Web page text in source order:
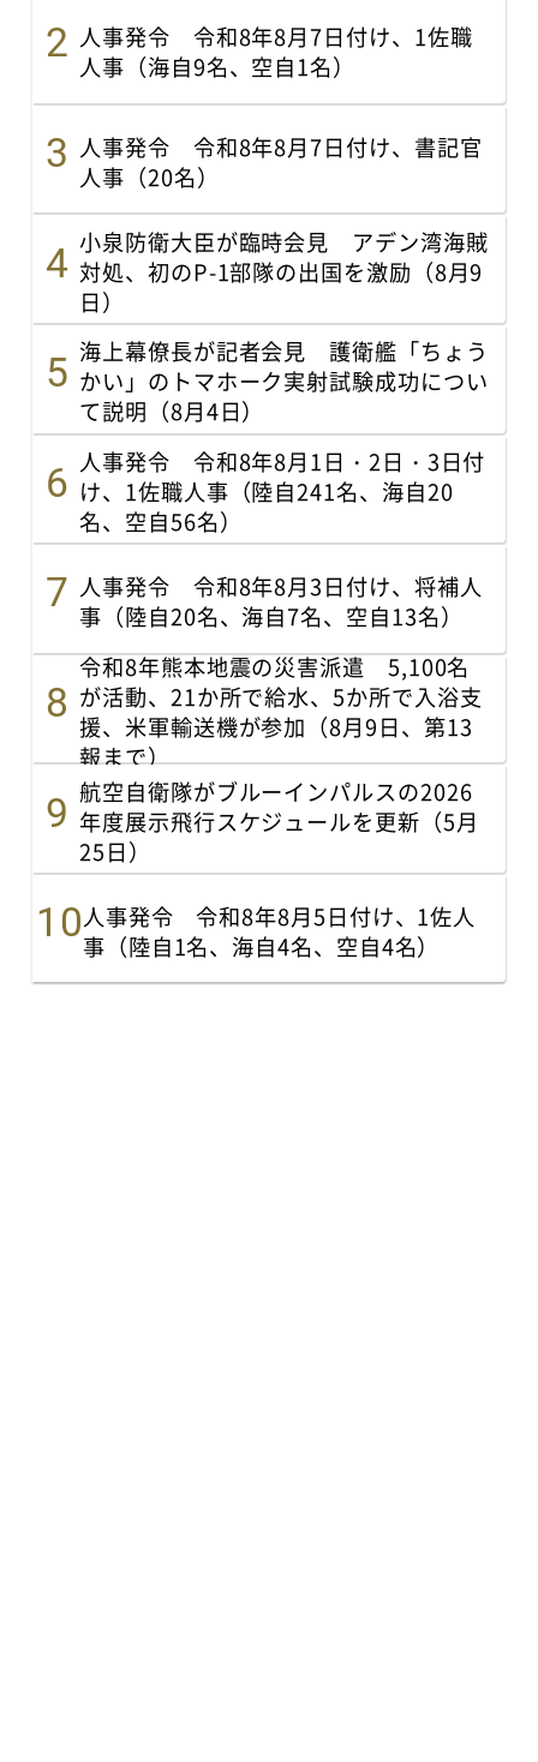
人事発令 令和8年8月7日付け、1佐職
人事（海自9名、空自1名）
人事発令 令和8年8月7日付け、書記官
人事（20名）
小泉防衛大臣が臨時会見 アデン湾海賊
対処、初のP-1部隊の出国を激励（8月9
日）
海上幕僚長が記者会見 護衛艦「ちょう
かい」のトマホーク実射試験成功につい
て説明（8月4日）
人事発令 令和8年8月1日・2日・3日付
け、1佐職人事（陸自241名、海自20
名、空自56名）
人事発令 令和8年8月3日付け、将補人
事（陸自20名、海自7名、空自13名）
令和8年熊本地震の災害派遣 5,100名
が活動、21か所で給水、5か所で入浴支
援、米軍輸送機が参加（8月9日、第13
報まで）
航空自衛隊がブルーインパルスの2026
年度展示飛行スケジュールを更新（5月
25日）
人事発令 令和8年8月5日付け、1佐人
事（陸自1名、海自4名、空自4名）